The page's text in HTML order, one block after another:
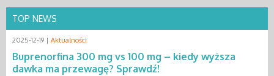
TOP NEWS
2025-12-19 | Aktualności
Buprenorfina 300 mg vs 100 mg – kiedy wyższa
dawka ma przewagę? Sprawdź!